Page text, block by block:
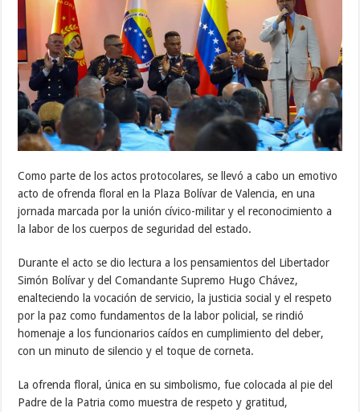
Como parte de los actos protocolares, se llevó a cabo un emotivo
acto de ofrenda floral en la Plaza Bolívar de Valencia, en una
jornada marcada por la unión cívico-militar y el reconocimiento a
la labor de los cuerpos de seguridad del estado.
Durante el acto se dio lectura a los pensamientos del Libertador
Simón Bolívar y del Comandante Supremo Hugo Chávez,
enalteciendo la vocación de servicio, la justicia social y el respeto
por la paz como fundamentos de la labor policial, se rindió
homenaje a los funcionarios caídos en cumplimiento del deber,
con un minuto de silencio y el toque de corneta.
La ofrenda floral, única en su simbolismo, fue colocada al pie del
Padre de la Patria como muestra de respeto y gratitud,